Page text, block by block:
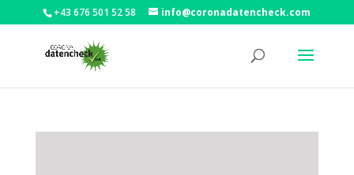
+43 676 501 52 58 info@coronadatencheck.com